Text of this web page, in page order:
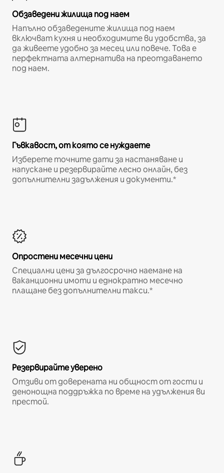
Обзаведени жилища под наем
Напълно обзаведените жилища под наем
включват кухня и необходимите ви удобства, за
да живеете удобно за месец или повече. Това е
перфектната алтернатива на преотдаването
под наем.
Гъвкавост, от която се нуждаете
Изберете точните дати за настаняване и
напускане и резервирайте лесно онлайн, без
допълнителни задължения и документи.*
Опростени месечни цени
Специални цени за дългосрочно наемане на
ваканционни имоти и еднократно месечно
плащане без допълнителни такси.*
Резервирайте уверено
Отзиви от доверената ни общност от гости и
денонощна поддръжка по време на удължения ви
престой.